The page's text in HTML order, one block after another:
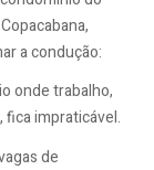
a condução:
onde trabalho,
fica impraticável.
de